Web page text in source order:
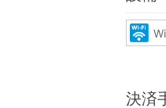
決済